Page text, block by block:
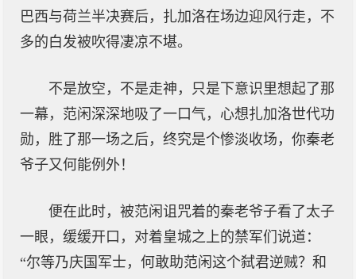
巴西与荷兰半决赛后，扎加洛在场边迎风行走，不
多的白发被吹得凄凉不堪。
不是放空，不是走神，只是下意识里想起了那
一幕，范闲深深地吸了一口气，心想扎加洛世代功
勋，胜了那一场之后，终究是个惨淡收场，你秦老
爷子又何能例外！
便在此时，被范闲诅咒着的秦老爷子看了太子
一眼，缓缓开口，对着皇城之上的禁军们说道：
“尔等乃庆国军士，何敢助范闲这个弑君逆贼？和